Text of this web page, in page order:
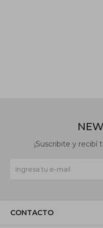
CONTACTO
¡Suscribite y recibí